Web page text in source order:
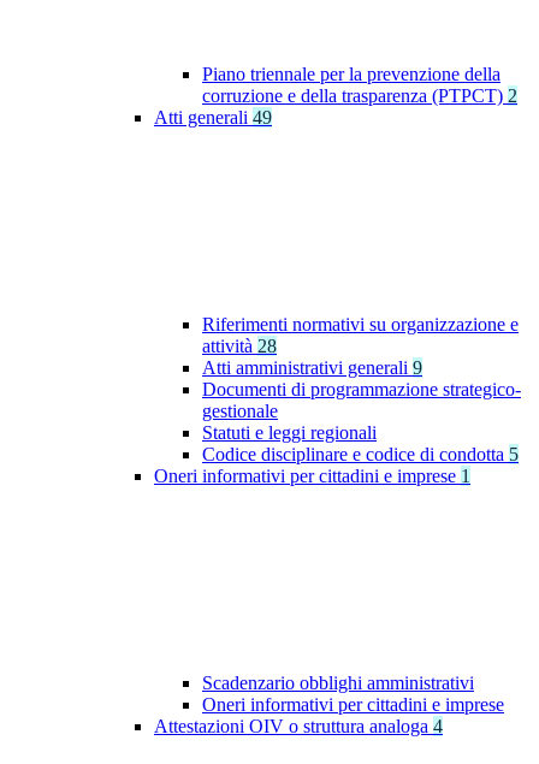
Piano triennale per la prevenzione della
corruzione e della trasparenza (PTPCT) 2
Atti generali 49
Riferimenti normativi su organizzazione e
attività 28
Atti amministrativi generali 9
Documenti di programmazione strategico-
gestionale
Statuti e leggi regionali
Codice disciplinare e codice di condotta 5
Oneri informativi per cittadini e imprese 1
Scadenzario obblighi amministrativi
Oneri informativi per cittadini e imprese
Attestazioni OIV o struttura analoga 4